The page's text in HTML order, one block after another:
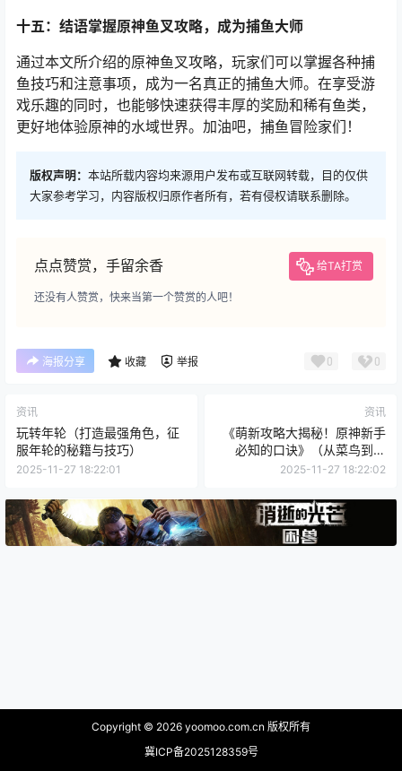
十五：结语掌握原神鱼叉攻略，成为捕鱼大师
通过本文所介绍的原神鱼叉攻略，玩家们可以掌握各种捕
鱼技巧和注意事项，成为一名真正的捕鱼大师。在享受游
戏乐趣的同时，也能够快速获得丰厚的奖励和稀有鱼类，
更好地体验原神的水域世界。加油吧，捕鱼冒险家们！
版权声明： 本站所载内容均来源用户发布或互联网转载，目的仅供
大家参考学习，内容版权归原作者所有，若有侵权请联系删除。
点点赞赏，手留余香 给TA打赏
还没有人赞赏，快来当第一个赞赏的人吧！
海报分享 收藏 举报 0 0
资讯
玩转年轮（打造最强角色，征
服年轮的秘籍与技巧）
2025-11-27 18:22:01
资讯
《萌新攻略大揭秘！原神新手
必知的口诀》（从菜鸟到高
手，掌握攻略关键，轻松冒
2025-11-27 18:22:02
Copyright © 2026 yoomoo.com.cn 版权所有
冀ICP备2025128359号